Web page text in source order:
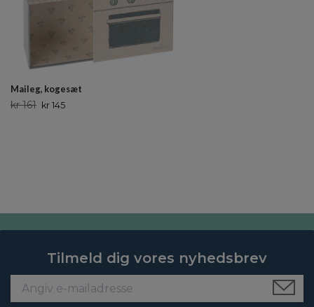
Maileg, kogesæt
kr 161 kr 145
Tilmeld dig vores nyhedsbrev